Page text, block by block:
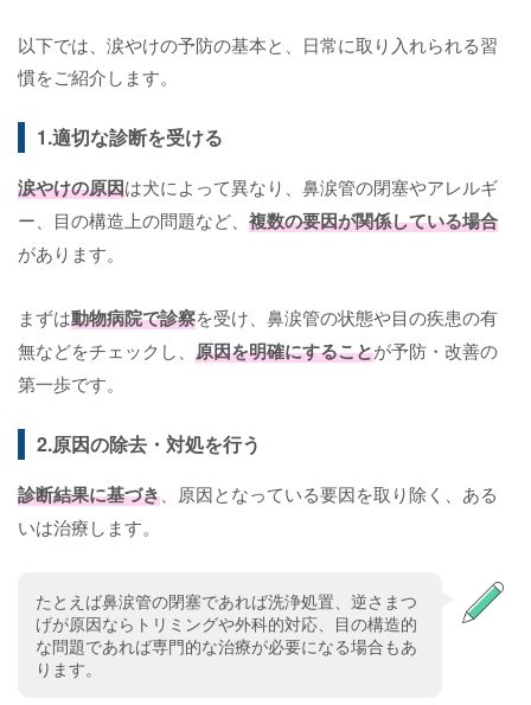
以下では、涙やけの予防の基本と、日常に取り入れられる習
慣をご紹介します。
1.適切な診断を受ける
涙やけの原因は犬によって異なり、鼻涙管の閉塞やアレルギ
ー、目の構造上の問題など、 複数の要因が関係している場合
があります。
まずは動物病院で診察を受け、鼻涙管の状態や目の疾患の有
無などをチェックし、 原因を明確にすることが予防・改善の
第一歩です。
2.原因の除去・対処を行う
診断結果に基づき 、原因となっている要因を取り除く、ある
いは治療します。
たとえば鼻涙管の閉塞であれば洗浄処置、逆さまつ
げが原因ならトリミングや外科的対応、目の構造的
な問題であれば専門的な治療が必要になる場合もあ
ります。